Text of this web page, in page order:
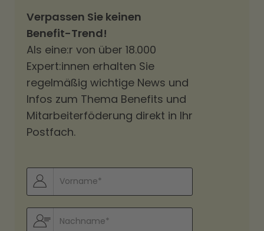
Verpassen Sie keinen
Benefit-Trend!
Als eine:r von über 18.000
Expert:innen erhalten Sie
regelmäßig wichtige News und
Infos zum Thema Benefits und
Mitarbeiterföderung direkt in Ihr
Postfach.